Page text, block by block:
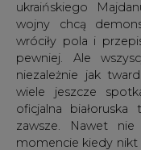
ukraińskiego
wojny chcą
wróciły pola i
pewniej. Ale
niezależnie jak
wiele jeszcze
oficjalna
zawsze. Nawet
momencie kiedy nikt